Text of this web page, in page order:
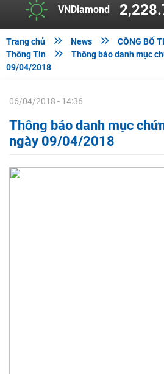
VNDiamond
Trang chủ  News  CÔNG BỐ
Thông Tin

Thông báo danh mục
09/04/2018
06/04/2018 - 14:36
Thông báo danh mục
ngày 09/04/2018